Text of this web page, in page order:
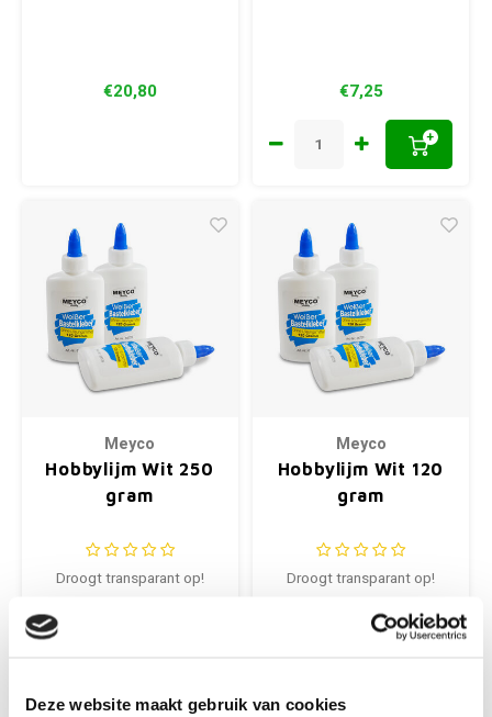
Deze website maakt gebruik van cookies
€20,80 €7,25
+
Meyco
Hobbylijm Wit 250
gram
Droogt transparant op!
+
Meyco
Hobbylijm Wit 120
gram
Droogt transparant op!